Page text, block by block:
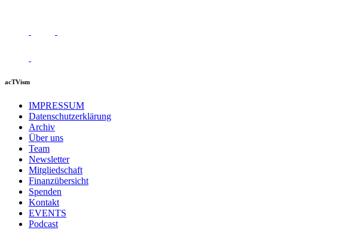
acTVism
IMPRESSUM
Datenschutzerklärung
Archiv
Über uns
Team
Newsletter
Mitgliedschaft
Finanzübersicht
Spenden
Kontakt
EVENTS
Podcast